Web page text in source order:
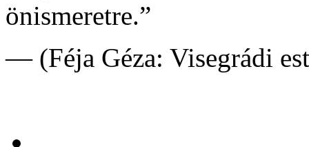
önismeretre.”
— (Féja Géza: Visegrádi